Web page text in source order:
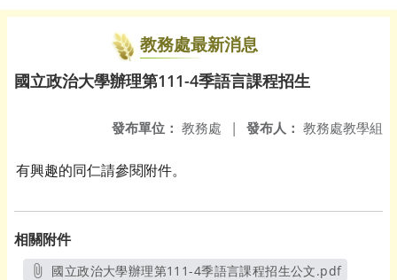
教務處最新消息
國立政治大學辦理第111-4季語言課程招生
發布人： 教務處教學組
發布單位： 教務處 |
有興趣的同仁請參閱附件。
相關附件
國立政治大學辦理第111-4季語言課程招生公文.pdf